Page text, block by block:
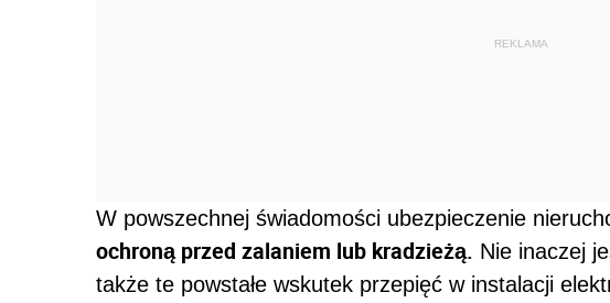
REKLAMA
W powszechnej świadomości ubezpieczenie
ochroną przed zalaniem lub kradzieżą. Nie inaczej
także te powstałe wskutek przepięć w instalacji